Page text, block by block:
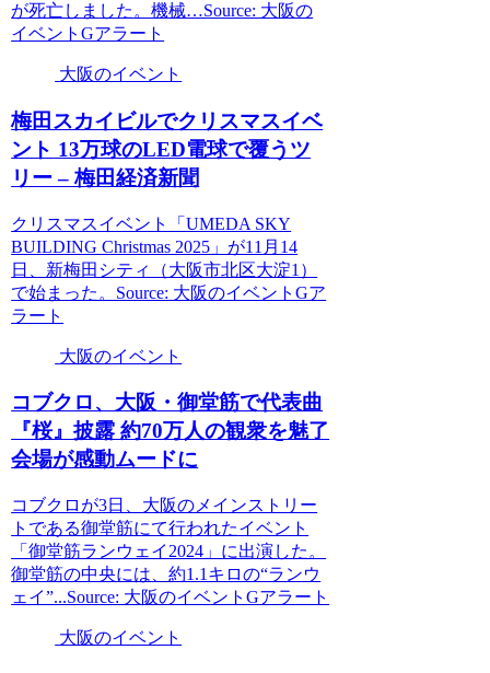
が死亡しました。機械…Source: 大阪の
イベントGアラート
大阪のイベント
梅田スカイビルでクリスマスイベ
ント 13万球のLED電球で覆うツ
リー – 梅田経済新聞
クリスマスイベント「UMEDA SKY
BUILDING Christmas 2025」が11月14
日、新梅田シティ（大阪市北区大淀1）
で始まった。Source: 大阪のイベントGア
ラート
大阪のイベント
コブクロ、 大阪 ・御堂筋で代表曲
『桜』披露 約70万人の観衆を魅了
会場が感動ムードに
コブクロが3日、大阪のメインストリー
トである御堂筋にて行われたイベント
「御堂筋ランウェイ2024」に出演した。
御堂筋の中央には、約1.1キロの“ランウ
ェイ”...Source: 大阪のイベントGアラート
大阪のイベント